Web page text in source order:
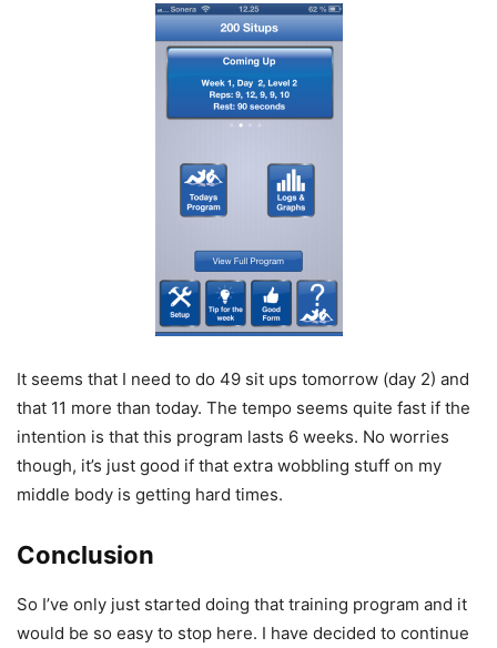
It seems that I need to do 49 sit ups tomorrow (day 2) and
that 11 more than today. The tempo seems quite fast if the
intention is that this program lasts 6 weeks. No worries
though, it’s just good if that extra wobbling stuff on my
middle body is getting hard times.
Conclusion
So I’ve only just started doing that training program and it
would be so easy to stop here. I have decided to continue